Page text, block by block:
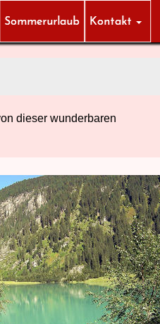
Sommerurlaub Kontakt
dieser wunderbaren